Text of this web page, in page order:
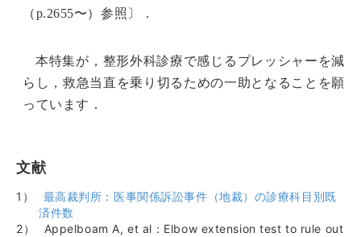
（p.2655〜）参照〕．
本特集が，整形外科診療で感じるプレッシャーを減
らし，救急当直を乗り切るための一助となることを願
っています．
文献
最高裁判所：医事関係訴訟事件（地裁）の診療科目別既
済件数
Appelboam A, et al：Elbow extension test to rule out